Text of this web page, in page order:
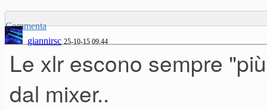
Commenta
giannirsc 25-10-15 09.44
Le xlr escono sempre
dal mixer..